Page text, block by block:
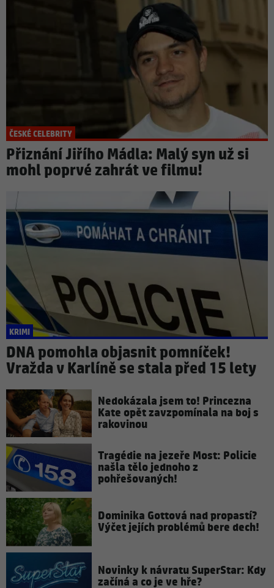
ČESKÉ CELEBRITY
Přiznání Jiřího Mádla: Malý syn už si
mohl poprvé zahrát ve filmu!
KRIMI
DNA pomohla objasnit pomníček!
Vražda v Karlíně se stala před 15 lety
Nedokázala jsem to! Princezna
Kate opět zavzpomínala na boj s
rakovinou
Tragédie na jezeře Most: Policie
našla tělo jednoho z
pohřešovaných!
Dominika Gottová nad propastí?
Výčet jejích problémů bere dech!
Novinky k návratu SuperStar: Kdy
začíná a co je ve hře?